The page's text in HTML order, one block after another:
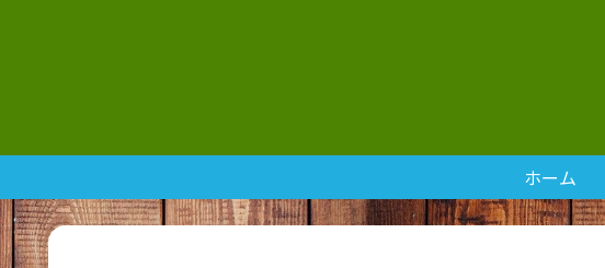
ホーム